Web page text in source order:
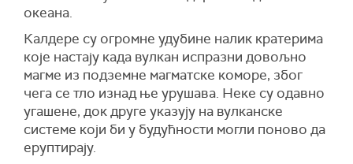
океана.
Калдере су огромне удубине налик кратерима
које настају када вулкан испразни довољно
магме из подземне магматске коморе, због
чега се тло изнад ње урушава. Неке су одавно
угашене, док друге указују на вулканске
системе који би у будућности могли поново да
еруптирају.